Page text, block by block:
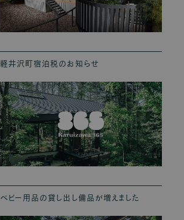
軽井沢町宿泊税のお知らせ
ベビー用品の貸し出し備品が増えました